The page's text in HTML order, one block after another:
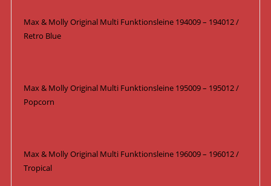
Max & Molly Original Multi Funktionsleine 194009 – 194012 /
Retro Blue
Max & Molly Original Multi Funktionsleine 195009 – 195012 /
Popcorn
Max & Molly Original Multi Funktionsleine 196009 – 196012 /
Tropical